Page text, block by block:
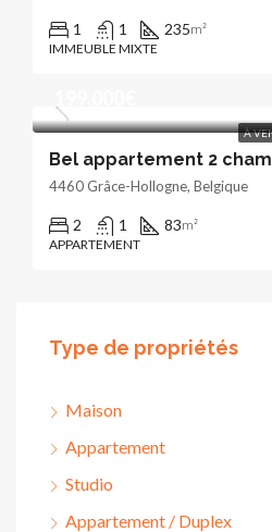
1 1 235m²
IMMEUBLE MIXTE
À
4460 Grâce-Hollogne, Belgique
2 1 83m²
APPARTEMENT
Type de propriétés
Maison
Appartement
Studio
Appartement / Duplex